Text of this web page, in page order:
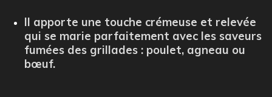
Il apporte une touche crémeuse et relevée
qui se marie parfaitement avec les saveurs
fumées des grillades : poulet, agneau ou
bœuf.